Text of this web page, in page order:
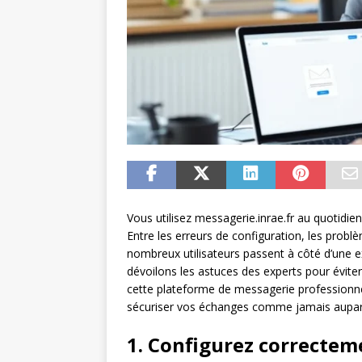
Vous utilisez messagerie.inrae.fr au
Entre les erreurs de configuration, les
nombreux utilisateurs passent à côté d’une
dévoilons les astuces des experts pour
cette plateforme de messagerie
sécuriser vos échanges comme jamais
1. Configurez